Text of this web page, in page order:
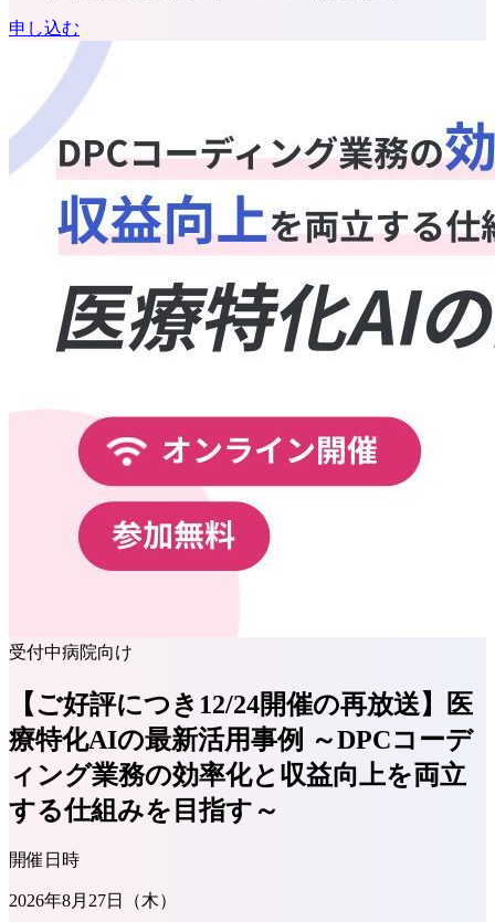
申し込む
受付中病院向け
【ご好評につき12/24開催の再放送】医
療特化AIの最新活用事例 ～DPCコーデ
ィング業務の効率化と収益向上を両立
する仕組みを目指す～
開催日時
2026年8月27日（木）